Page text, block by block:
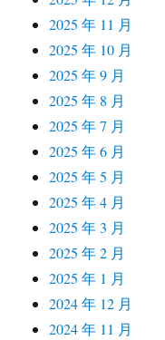
2025 年 11 月
2025 年 10 月
2025 年 9 月
2025 年 8 月
2025 年 7 月
2025 年 6 月
2025 年 5 月
2025 年 4 月
2025 年 3 月
2025 年 2 月
2025 年 1 月
2024 年 12 月
2024 年 11 月